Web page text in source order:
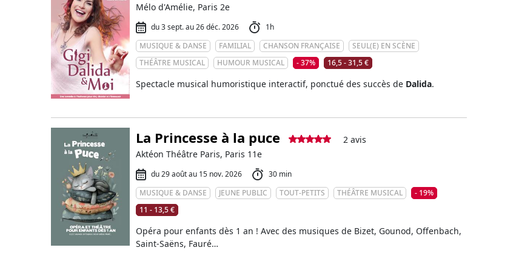
Mélo d'Amélie, Paris 2e
du 3 sept. au 26 déc. 2026
1h
MUSIQUE & DANSE
FAMILIAL CHANSON FRANÇAISE
SEUL(E) EN SCÈNE
THÉÂTRE MUSICAL
HUMOUR MUSICAL - 37% 16,5 - 31,5 €
Spectacle musical humoristique interactif, ponctué des succès de Dalida.
La Princesse à la puce
2 avis
Aktéon Théâtre Paris, Paris 11e
du 29 août au 15 nov. 2026
30 min
MUSIQUE & DANSE
JEUNE PUBLIC TOUT-PETITS THÉÂTRE MUSICAL
- 19%
11 - 13,5 €
Opéra pour enfants dès 1 an ! Avec des musiques de Bizet, Gounod, Offenbach,
Saint-Saëns, Fauré…